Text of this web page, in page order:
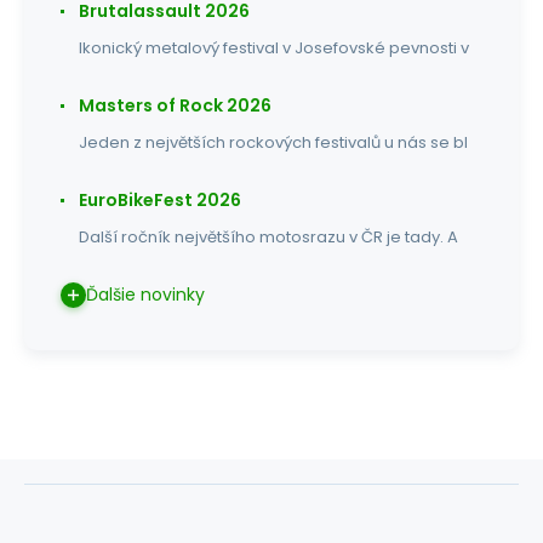
Brutalassault 2026
Ikonický metalový festival v Josefovské pevnosti v
Masters of Rock 2026
Jeden z největších rockových festivalů u nás se bl
EuroBikeFest 2026
Další ročník největšího motosrazu v ČR je tady. A
Ďalšie novinky